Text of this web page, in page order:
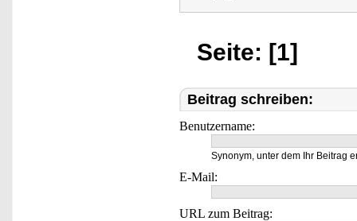
Seite: [1]
Beitrag schreiben:
Benutzername:
Synonym, unter dem Ihr Beitrag
E-Mail:
URL zum Beitrag: